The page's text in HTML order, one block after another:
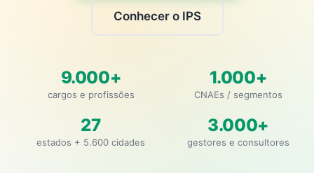
Conhecer o IPS
9.000+
cargos e profissões
1.000+
CNAEs / segmentos
27
estados + 5.600 cidades
3.000+
gestores e consultores